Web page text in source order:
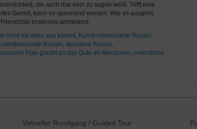
die auch mal nein zu sagen weiß. Trifft eine
Gemüt, kann es spannend werden. Wie es ausgeht,
kostenlos anmeldest.
nicht mit allen aus kommt, Kunst-interessierte Russin,
sebstbewusste Russin, spontane Russin,
Frau glaubt an das Gute im Menschen, ordentliche
Virtueller Rundgang / Guided Tour